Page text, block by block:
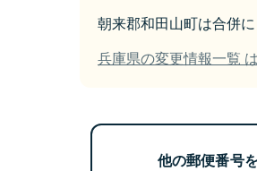
朝来郡和田山町は合併
兵庫県の変更情報一覧
他の郵便番号